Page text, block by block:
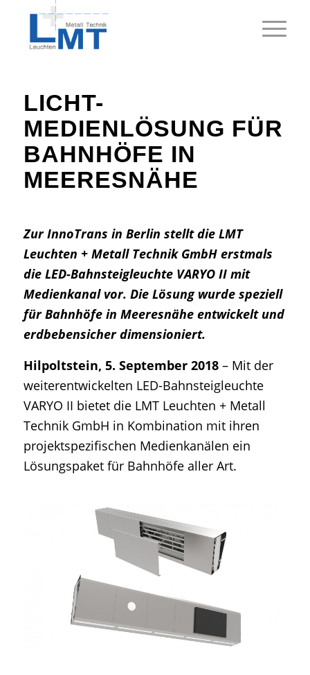
LICHT-
MEDIENLÖSUNG FÜR
BAHNHÖFE IN
MEERESNÄHE
Zur InnoTrans in Berlin stellt die LMT
Leuchten + Metall Technik GmbH erstmals
die LED-Bahnsteigleuchte VARYO II mit
Medienkanal vor. Die Lösung wurde speziell
für Bahnhöfe in Meeresnähe entwickelt und
erdbebensicher dimensioniert.
Hilpoltstein, 5. September 2018– Mit der
weiterentwickelten LED-Bahnsteigleuchte
VARYO II bietet die LMT Leuchten + Metall
Technik GmbH in Kombination mit ihren
projektspezifischen Medienkanälen ein
Lösungspaket für Bahnhöfe aller Art.